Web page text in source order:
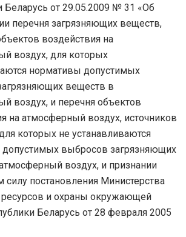
Беларусь от 29.05.2009 № 31 «Об
перечня загрязняющих веществ,
воздействия на
воздух, для которых
нормативы допустимых
веществ в
воздух, и перечня объектов
на атмосферный воздух, источников
которых не устанавливаются
выбросов загрязняющих
воздух, и признании
силу постановления Министерства
и охраны окружающей
Беларусь от 28 февраля 2005